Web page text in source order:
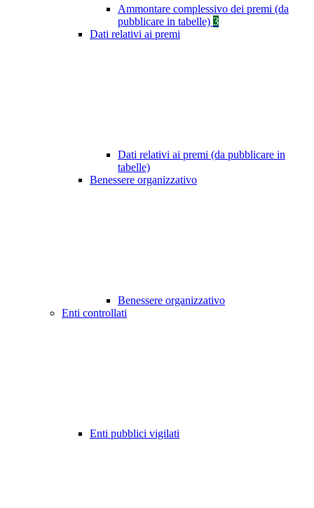
Ammontare complessivo dei premi (da
pubblicare in tabelle) 3
Dati relativi ai premi
Dati relativi ai premi (da pubblicare in
tabelle)
Benessere organizzativo
Benessere organizzativo
Enti controllati
Enti pubblici vigilati